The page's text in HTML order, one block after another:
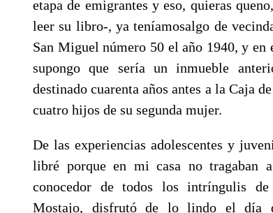
etapa de emigrantes y eso, quieras
leer su libro-, ya teníamosalgo de
San Miguel número 50 el año 1940, y en
supongo que sería un inmueble
destinado cuarenta años antes a la Caja
cuatro hijos de su segunda mujer.
De las experiencias adolescentes y
libré porque en mi casa no tragaban
conocedor de todos los intríngulis
Mostajo, disfrutó de lo lindo el día